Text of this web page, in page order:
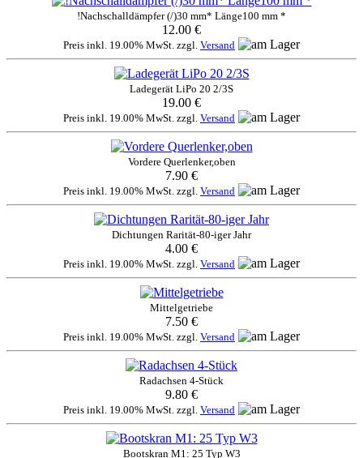
!Nachschalldämpfer (/)30 mm* Länge100 mm *
12.00 €
Preis inkl. 19.00% MwSt. zzgl. Versand
Ladegerät LiPo 20 2/3S
19.00 €
Preis inkl. 19.00% MwSt. zzgl. Versand
Vordere Querlenker,oben
7.90 €
Preis inkl. 19.00% MwSt. zzgl. Versand
Dichtungen Rarität-80-iger Jahr
4.00 €
Preis inkl. 19.00% MwSt. zzgl. Versand
Mittelgetriebe
7.50 €
Preis inkl. 19.00% MwSt. zzgl. Versand
Radachsen 4-Stück
9.80 €
Preis inkl. 19.00% MwSt. zzgl. Versand
Bootskran M1: 25 Typ W3